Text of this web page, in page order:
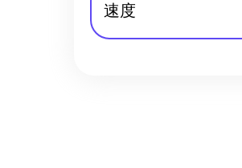
速度